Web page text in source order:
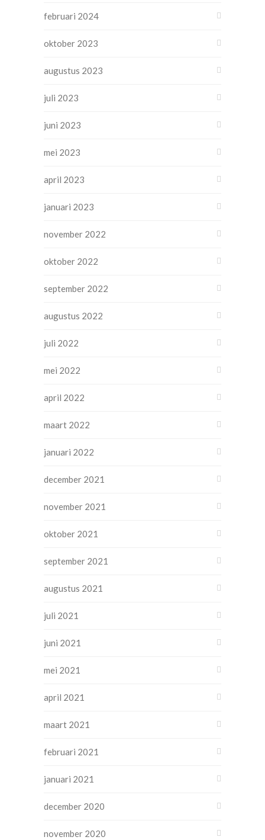
februari 2024
oktober 2023
augustus 2023
juli 2023
juni 2023
mei 2023
april 2023
januari 2023
november 2022
oktober 2022
september 2022
augustus 2022
juli 2022
mei 2022
april 2022
maart 2022
januari 2022
december 2021
november 2021
oktober 2021
september 2021
augustus 2021
juli 2021
juni 2021
mei 2021
april 2021
maart 2021
februari 2021
januari 2021
december 2020
november 2020